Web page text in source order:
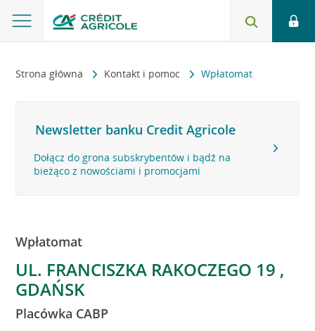
Strona główna Kontakt i pomoc Wpłatomat
Newsletter banku Credit Agricole
Dołącz do grona subskrybentów i bądź na
bieżąco z nowościami i promocjami
Wpłatomat
UL. FRANCISZKA RAKOCZEGO 19 ,
GDAŃSK
Placówka CABP